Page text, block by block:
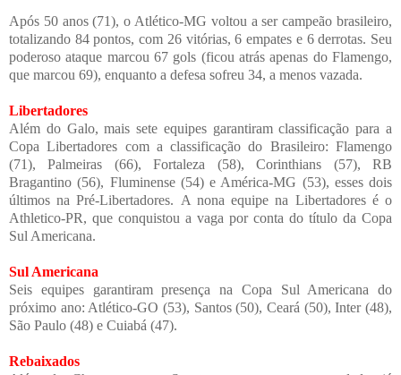
Após 50 anos (71), o Atlético-MG voltou a ser campeão brasileiro,
totalizando 84 pontos, com 26 vitórias, 6 empates e 6 derrotas. Seu
poderoso ataque marcou 67 gols (ficou atrás apenas do Flamengo,
que marcou 69), enquanto a defesa sofreu 34, a menos vazada.
Libertadores
Além do Galo, mais sete equipes garantiram classificação para a
Copa Libertadores com a classificação do Brasileiro: Flamengo
(71), Palmeiras (66), Fortaleza (58), Corinthians (57), RB
Bragantino (56), Fluminense (54) e América-MG (53), esses dois
últimos na Pré-Libertadores. A nona equipe na Libertadores é o
Athletico-PR, que conquistou a vaga por conta do título da Copa
Sul Americana.
Sul Americana
Seis equipes garantiram presença na Copa Sul Americana do
próximo ano: Atlético-GO (53), Santos (50), Ceará (50), Inter (48),
São Paulo (48) e Cuiabá (47).
Rebaixados